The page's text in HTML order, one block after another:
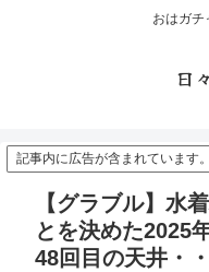
おはガチ
日
記事内に広告が含まれています。
【グラブル】水
とを決めた2025
48回目の天井・